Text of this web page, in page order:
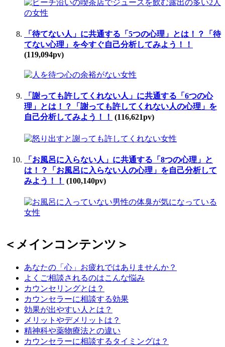
「待てない人」に共通する「5つの心理」とは！？「待
てない心理」を今すぐ自己分析してみよう！！
(119,094pv)
「謝っても許してくれない人」に共通する「6つの心
理」とは！？「謝っても許してくれない人の心理」を
自己分析してみよう！！ (116,621pv)
「お風呂に入らない人」に共通する「8つの心理」と
は！？「お風呂に入らない人の心理」を自己分析して
みよう！！ (100,140pv)
＜メインコンテンツ＞
あなたの「心」お疲れではありませんか？
よくご相談されるのはこんな悩み
カウンセリングとは？
カウンセラーに相談する効果
効果が出やすい人とは？
メリットやデメリットは？
精神科や薬物療法との違い
カウンセラーに相談するタイミングは？